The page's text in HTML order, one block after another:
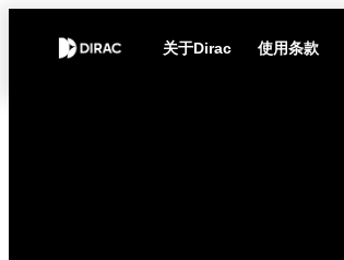
关于Dirac 使用条款